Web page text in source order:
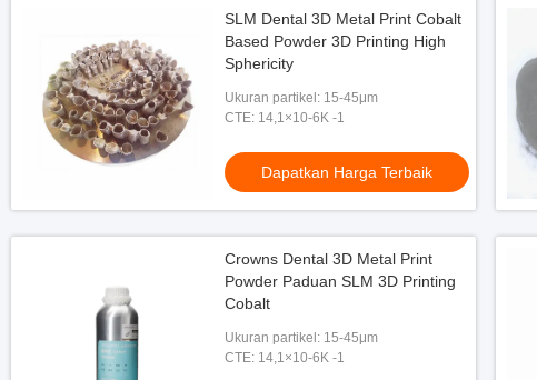
SLM Dental 3D Metal Print Cobalt
Based Powder 3D Printing High
Sphericity
Ukuran partikel: 15-45μm
CTE: 14,1×10-6K -1
Dapatkan Harga Terbaik
Crowns Dental 3D Metal Print
Powder Paduan SLM 3D Printing
Cobalt
Ukuran partikel: 15-45μm
CTE: 14,1×10-6K -1